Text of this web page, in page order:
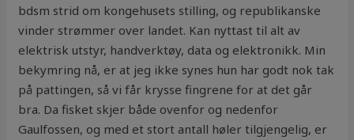
bdsm strid om kongehusets stilling, og republikanske
vinder strømmer over landet. Kan nyttast til alt av
elektrisk utstyr, handverktøy, data og elektronikk. Min
bekymring nå, er at jeg ikke synes hun har godt nok tak
på pattingen, så vi får krysse fingrene for at det går
bra. Da fisket skjer både ovenfor og nedenfor
Gaulfossen, og med et stort antall høler tilgjengelig, er